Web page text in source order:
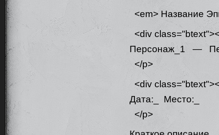
<em> Название
<div
Персонаж_1 —
</p>
<div
Дата:_ Место:_
</p>